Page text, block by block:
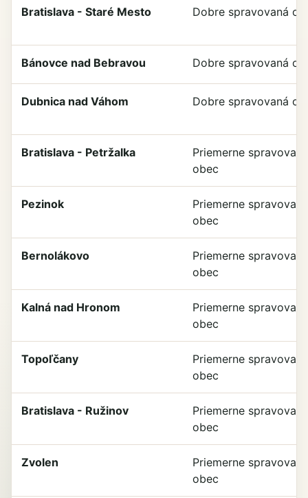
Bratislava - Staré Mesto Dobre spravovaná
Bánovce nad Bebravou Dobre spravovaná
Dubnica nad Váhom Dobre spravovaná
Bratislava - Petržalka
Priemerne spravovaná
obec
Pezinok
Priemerne spravovaná
obec
Bernolákovo
Priemerne spravovaná
obec
Kalná nad Hronom
Priemerne spravovaná
obec
Topoľčany
Priemerne spravovaná
obec
Bratislava - Ružinov
Priemerne spravovaná
obec
Zvolen
Priemerne spravovaná
obec